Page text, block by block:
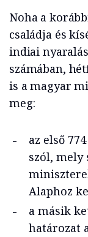
Noha a
családja és
indiai
számában,
is a magyar
meg:
az első
szól, mely
Alaphoz
a másik
határozat